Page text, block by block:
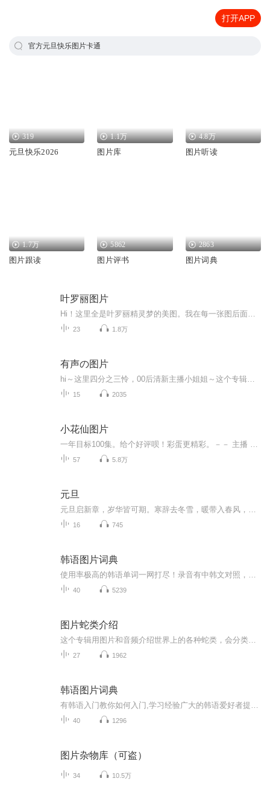
打开APP
官方元旦快乐图片卡通
319
元旦快乐2026
1.1万
图片库
4.8万
图片听读
1.7万
图片跟读
5862
图片评书
2863
图片词典
叶罗丽图片
23 1.8万
有声の图片
15 2035
小花仙图片
57 5.8万
元旦
16 745
韩语图片词典
40 5239
图片蛇类介绍
27 1962
韩语图片词典
40 1296
图片杂物库（可盗）
34 10.5万